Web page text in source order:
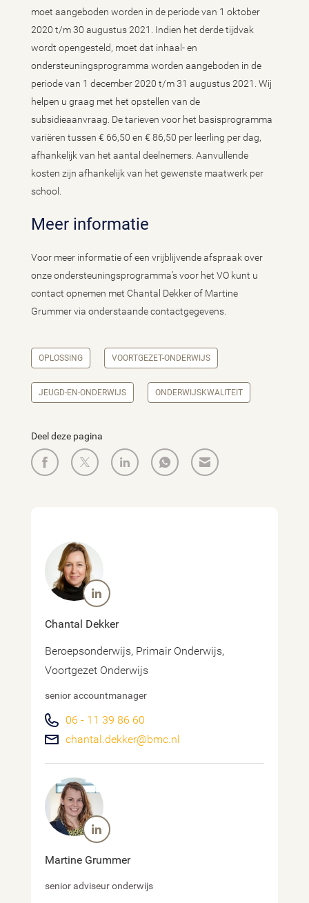
moet aangeboden worden in de periode van 1 oktober
2020 t/m 30 augustus 2021. Indien het derde tijdvak
wordt opengesteld, moet dat inhaal- en
ondersteuningsprogramma worden aangeboden in de
periode van 1 december 2020 t/m 31 augustus 2021. Wij
helpen u graag met het opstellen van de
subsidieaanvraag. De tarieven voor het basisprogramma
variëren tussen € 66,50 en € 86,50 per leerling per dag,
afhankelijk van het aantal deelnemers. Aanvullende
kosten zijn afhankelijk van het gewenste maatwerk per
school.
Meer informatie
Voor meer informatie of een vrijblijvende afspraak over
onze ondersteuningsprogramma’s voor het VO kunt u
contact opnemen met Chantal Dekker of Martine
Grummer via onderstaande contactgegevens.
OPLOSSING VOORTGEZET-ONDERWIJS
JEUGD-EN-ONDERWIJS ONDERWIJSKWALITEIT
Deel deze pagina
Chantal Dekker
Beroepsonderwijs, Primair Onderwijs,
Voortgezet Onderwijs
senior accountmanager
06 - 11 39 86 60
chantal.dekker@bmc.nl
Martine Grummer
senior adviseur onderwijs